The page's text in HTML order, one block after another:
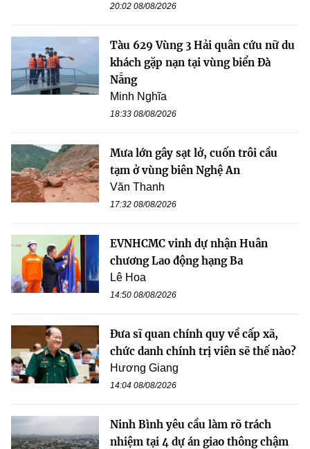
20:02 08/08/2026
Tàu 629 Vùng 3 Hải quân cứu nữ du
khách gặp nạn tại vùng biển Đà
Nẵng
Minh Nghĩa
18:33 08/08/2026
Mưa lớn gây sạt lở, cuốn trôi cầu
tạm ở vùng biên Nghệ An
Văn Thanh
17:32 08/08/2026
EVNHCMC vinh dự nhận Huân
chương Lao động hạng Ba
Lê Hoa
14:50 08/08/2026
Đưa sĩ quan chính quy về cấp xã,
chức danh chính trị viên sẽ thế nào?
Hương Giang
14:04 08/08/2026
Ninh Bình yêu cầu làm rõ trách
nhiệm tại 4 dự án giao thông chậm